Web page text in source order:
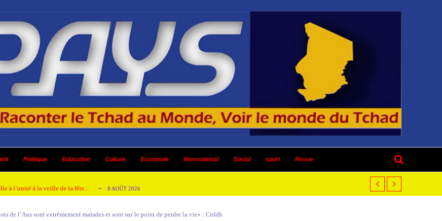
Politique Education Culture Economie International Social sport Revue
culturels 8 AOÛT 2026
8 AOÛT 2026
à l’unité à la veille de la fête... 8 AOÛT 2026
à renoncer au retrait de la CPI 8 AOÛT 2026
de l’Ans sont extrêmement malades et sont sur le point de perdre la vie» : Ctddh